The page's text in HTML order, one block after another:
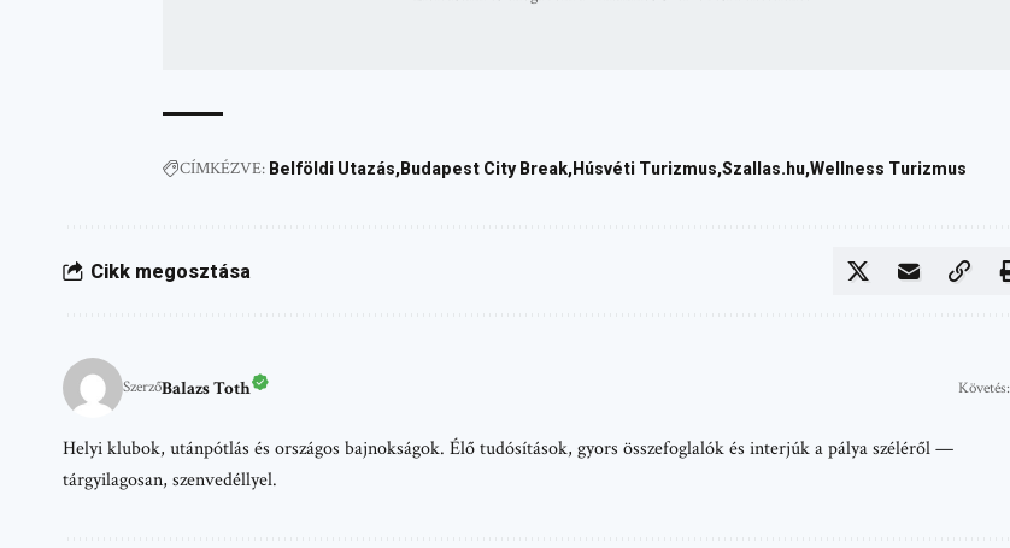
CÍMKÉZVE: Belföldi Utazás Budapest City Break Húsvéti Turizmus Szallas.hu Wellness Turizmus
Cikk megosztása
SzerzőBalazs Toth Követés:
Helyi klubok, utánpótlás és országos bajnokságok. Élő tudósítások, gyors összefoglalók és interjúk a pálya széléről —
tárgyilagosan, szenvedéllyel.